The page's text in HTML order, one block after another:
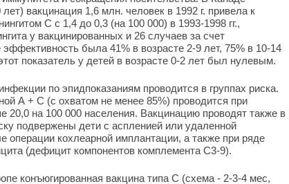
вакцинация 1,6 млн. человек в 1992 г. привела к
С с 1,4 до 0,3 (на 100 000) в 1993-1998 гг.,
у вакцинированных и 26 случаев за счет
эффективность была 41% в возрасте 2-9 лет, 75% в 10-14
показатель у детей в возрасте 0-2 лет был нулевым.
по эпидпоказаниям проводится в группах риска.
А + С (с охватом не менее 85%) проводится при
20,0 на 100 000 населения. Вакцинацию проводят также в
подвержены дети с аспленией или удаленной
операции кохлеарной имплантации, а также при ряде
(дефицит компонентов комплемента С3-9).
конъюгированная вакцина типа С (схема - 2-3-4 мес,